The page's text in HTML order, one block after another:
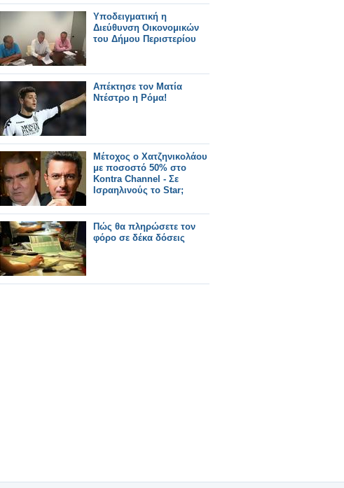
Υποδειγματική η
Διεύθυνση Οικονομικών
του Δήμου Περιστερίου
Απέκτησε τον Ματία
Ντέστρο η Ρόμα!
Μέτοχος ο Χατζηνικολάου
με ποσοστό 50% στο
Κontra Channel - Σε
Ισραηλινούς το Star;
Πώς θα πληρώσετε τον
φόρο σε δέκα δόσεις